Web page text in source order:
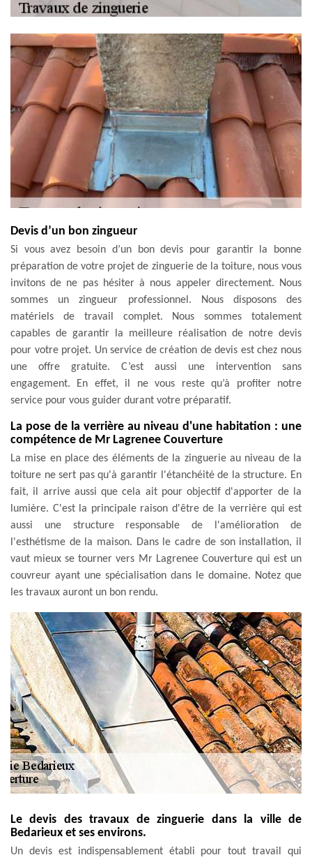
Devis d’un bon zingueur
Si vous avez besoin d’un bon devis pour garantir la bonne
préparation de votre projet de zinguerie de la toiture, nous vous
invitons de ne pas hésiter à nous appeler directement. Nous
sommes un zingueur professionnel. Nous disposons des
matériels de travail complet. Nous sommes totalement
capables de garantir la meilleure réalisation de notre devis
pour votre projet. Un service de création de devis est chez nous
une offre gratuite. C’est aussi une intervention sans
engagement. En effet, il ne vous reste qu’à profiter notre
service pour vous guider durant votre préparatif.
La pose de la verrière au niveau d'une habitation : une
compétence de Mr Lagrenee Couverture
La mise en place des éléments de la zinguerie au niveau de la
toiture ne sert pas qu'à garantir l'étanchéité de la structure. En
fait, il arrive aussi que cela ait pour objectif d'apporter de la
lumière. C'est la principale raison d'être de la verrière qui est
aussi une structure responsable de l'amélioration de
l'esthétisme de la maison. Dans le cadre de son installation, il
vaut mieux se tourner vers Mr Lagrenee Couverture qui est un
couvreur ayant une spécialisation dans le domaine. Notez que
les travaux auront un bon rendu.
Le devis des travaux de zinguerie dans la ville de
Bedarieux et ses environs.
Un devis est indispensablement établi pour tout travail qui